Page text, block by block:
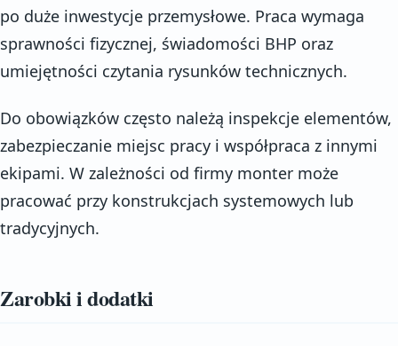
po duże inwestycje przemysłowe. Praca wymaga
sprawności fizycznej, świadomości BHP oraz
umiejętności czytania rysunków technicznych.
Do obowiązków często należą inspekcje elementów,
zabezpieczanie miejsc pracy i współpraca z innymi
ekipami. W zależności od firmy monter może
pracować przy konstrukcjach systemowych lub
tradycyjnych.
Zarobki i dodatki